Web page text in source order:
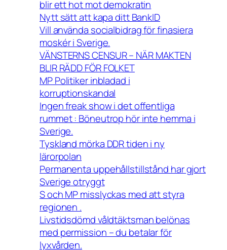
blir ett hot mot demokratin
Nytt sätt att kapa ditt BankID
Vill använda socialbidrag för finasiera
moskér i Sverige.
VÄNSTERNS CENSUR – NÄR MAKTEN
BLIR RÄDD FÖR FOLKET
MP Politiker inbladad i
korruptionskandal
Ingen freak show i det offentliga
rummet : Böneutrop hör inte hemma i
Sverige.
Tyskland mörka DDR tiden i ny
lärorpolan
Permanenta uppehållstillstånd har gjort
Sverige otryggt
S och MP misslyckas med att styra
regionen .
Livstidsdömd våldtäktsman belönas
med permission – du betalar för
lyxvården.